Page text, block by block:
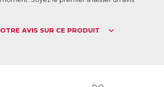
AVIS SUR CE PRODUIT